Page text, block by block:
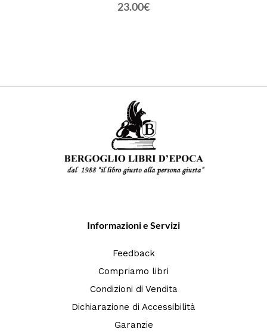
23.00€
Informazioni e Servizi
Feedback
Compriamo libri
Condizioni di Vendita
Dichiarazione di Accessibilità
Garanzie